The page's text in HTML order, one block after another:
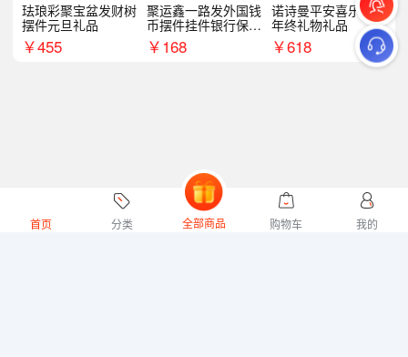
珐琅彩聚宝盆发财树
摆件元旦礼品
￥455
聚运鑫一路发外国钱
币摆件挂件银行保险
商务礼
￥168
诺诗曼平安喜乐摆件
年终礼物礼品
￥618
首页 分类 全部商品 购物车 我的